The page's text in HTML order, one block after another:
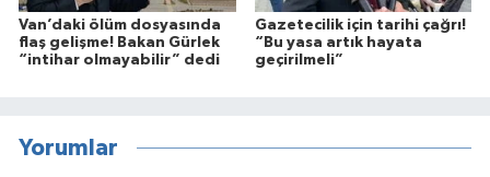
Van’daki ölüm dosyasında
flaş gelişme! Bakan Gürlek
“intihar olmayabilir” dedi
Gazetecilik için tarihi çağrı!
“Bu yasa artık hayata
geçirilmeli”
Yorumlar